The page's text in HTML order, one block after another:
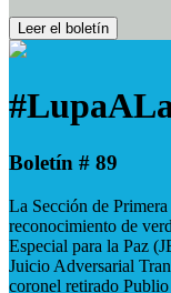
Leer el boletín
Boletín # 89
La Sección de Primera
reconocimiento de
Especial para la Paz
Juicio Adversarial
coronel retirado